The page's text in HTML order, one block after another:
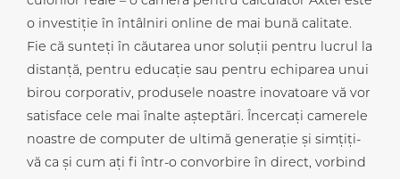
o investiție în întâlniri online de mai bună calitate.
Fie că sunteți în căutarea unor soluții pentru lucrul la
distanță, pentru educație sau pentru echiparea unui
birou corporativ, produsele noastre inovatoare vă vor
satisface cele mai înalte așteptări. Încercați camerele
noastre de computer de ultimă generație și simțiți-
vă ca și cum ați fi într-o convorbire în direct, vorbind